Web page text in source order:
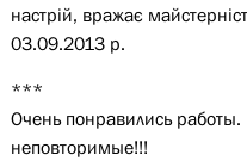
настрій, вражає
03.09.2013 р.
***
Очень понравились
неповторимые!!!